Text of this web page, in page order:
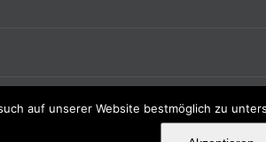
auf unserer Website bestmöglich zu